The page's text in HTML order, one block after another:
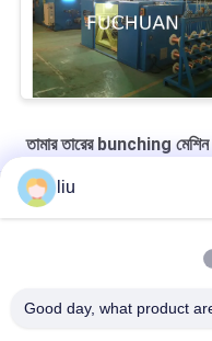
তামার তারের bunching মেশিন
অতি সূক্ষ্ম পরিবাহীর উচ্চ গতিতে
মডেল FC 250B
ফুচুয়ান ৮০০ উচ্চ গতি সম্পন্ন তামার
ফুচান এফসি-৮০০ অটো হাই-স্পিড
liu
Good day, what product